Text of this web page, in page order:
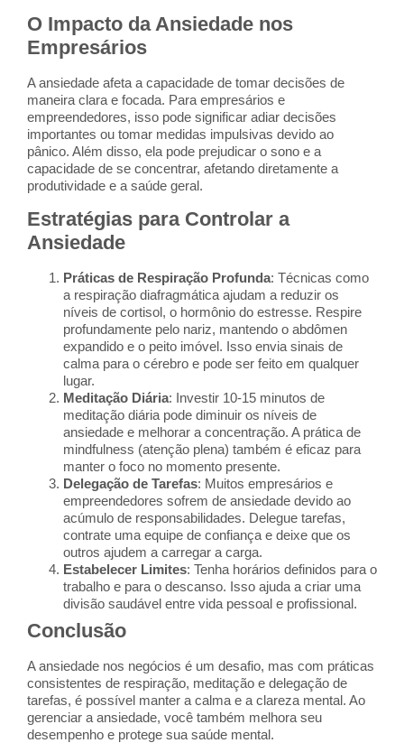
O Impacto da Ansiedade nos
Empresários
A ansiedade afeta a capacidade de tomar decisões de
maneira clara e focada. Para empresários e
empreendedores, isso pode significar adiar decisões
importantes ou tomar medidas impulsivas devido ao
pânico. Além disso, ela pode prejudicar o sono e a
capacidade de se concentrar, afetando diretamente a
produtividade e a saúde geral.
Estratégias para Controlar a
Ansiedade
Práticas de Respiração Profunda: Técnicas como
a respiração diafragmática ajudam a reduzir os
níveis de cortisol, o hormônio do estresse. Respire
profundamente pelo nariz, mantendo o abdômen
expandido e o peito imóvel. Isso envia sinais de
calma para o cérebro e pode ser feito em qualquer
lugar.
Meditação Diária: Investir 10-15 minutos de
meditação diária pode diminuir os níveis de
ansiedade e melhorar a concentração. A prática de
mindfulness (atenção plena) também é eficaz para
manter o foco no momento presente.
Delegação de Tarefas: Muitos empresários e
empreendedores sofrem de ansiedade devido ao
acúmulo de responsabilidades. Delegue tarefas,
contrate uma equipe de confiança e deixe que os
outros ajudem a carregar a carga.
Estabelecer Limites: Tenha horários definidos para o
trabalho e para o descanso. Isso ajuda a criar uma
divisão saudável entre vida pessoal e profissional.
Conclusão
A ansiedade nos negócios é um desafio, mas com práticas
consistentes de respiração, meditação e delegação de
tarefas, é possível manter a calma e a clareza mental. Ao
gerenciar a ansiedade, você também melhora seu
desempenho e protege sua saúde mental.